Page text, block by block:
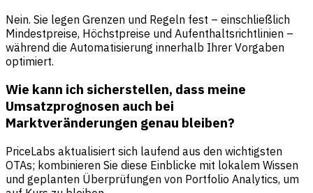
Nein. Sie legen Grenzen und Regeln fest – einschließlich
Mindestpreise, Höchstpreise und Aufenthaltsrichtlinien –
während die Automatisierung innerhalb Ihrer Vorgaben
optimiert.
Wie kann ich sicherstellen, dass meine
Umsatzprognosen auch bei
Marktveränderungen genau bleiben?
PriceLabs aktualisiert sich laufend aus den wichtigsten
OTAs; kombinieren Sie diese Einblicke mit lokalem Wissen
und geplanten Überprüfungen von Portfolio Analytics, um